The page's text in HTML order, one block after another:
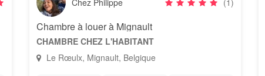
Chez Philippe (1)
Chambre à louer à Mignault
CHAMBRE CHEZ L'HABITANT
Le Rœulx, Mignault, Belgique